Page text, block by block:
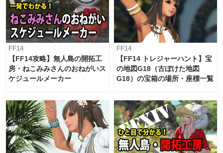
FF14
【FF14攻略】無人島の開拓工
房・ねこみみさんのおねがいス
ケジュールメーカー
FF14
【FF14 トレジャーハント】宝
の地図G18（古ぼけた地図
G18）の宝箱の場所・座標一覧